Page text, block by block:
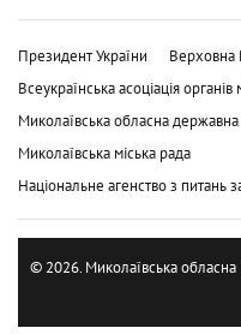
Президент України Верховна
Всеукраїнська асоціація
Миколаївська обласна державна
Миколаївська міська рада
Національне агенство з питань
© 2026. Миколаївська обласна